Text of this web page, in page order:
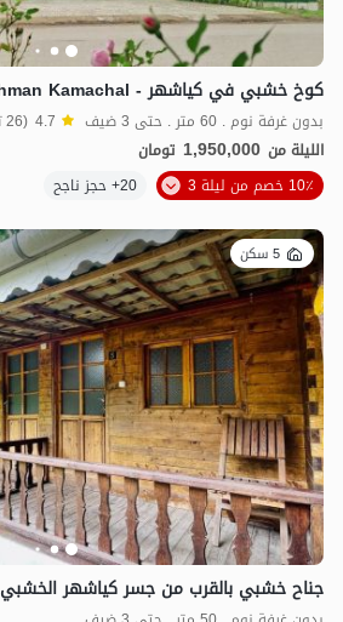
بدون غرفة نوم . 60 متر . حتى 3 ضيف 4.7 (26 تعليق)
الليلة من 1,950,000 تومان
10٪ خصم من ليلة 3
20+ حجز ناجح
5 سكن
جناح خشبي بالقرب من جسر كياشهر الخشبي